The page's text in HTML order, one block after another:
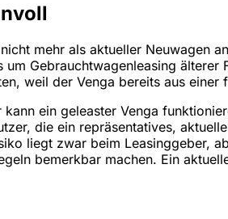
mehr als aktueller Neuwagen
Gebrauchtwagenleasing
weil der Venga bereits aus einer
ein geleaster Venga
die ein repräsentatives,
liegt zwar beim Leasinggeber,
bemerkbar machen. Ein